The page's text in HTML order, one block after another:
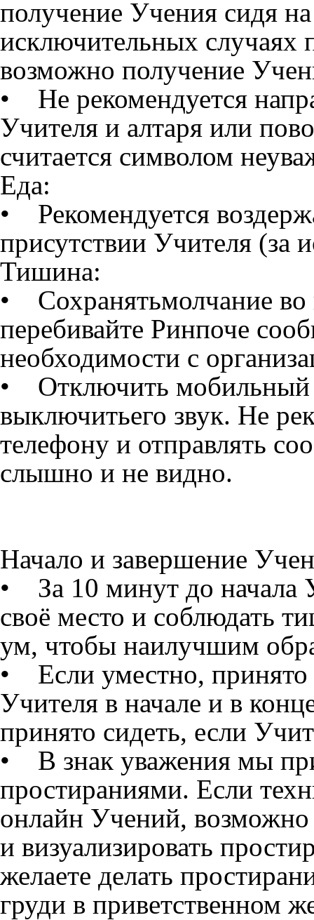
получение Учения сидя
исключительных случаях
возможно получение
• Не рекомендуется
Учителя и алтаря или
считается символом
Еда:
• Рекомендуется
присутствии Учителя (за
Тишина:
• Сохранятьмолчание
перебивайте Ринпоче
необходимости с
• Отключить мобильный
выключитьего звук. Не
телефону и отправлять
слышно и не видно.
Начало и завершение
• За 10 минут до начала
своё место и соблюдать
ум, чтобы наилучшим
• Если уместно, принято
Учителя в начале и в
принято сидеть, если
• В знак уважения мы
простираниями. Если
онлайн Учений, возможно
и визуализировать
желаете делать
груди в приветственном